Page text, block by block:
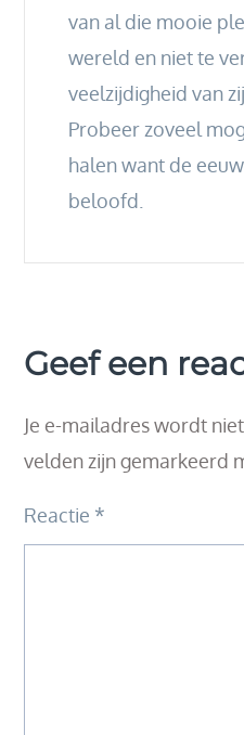
van al die mooie
wereld en niet te
veelzijdigheid van
Probeer zoveel
halen want de
beloofd.
Geef een
Je e-mailadres wordt
velden zijn gemarkeerd
Reactie *